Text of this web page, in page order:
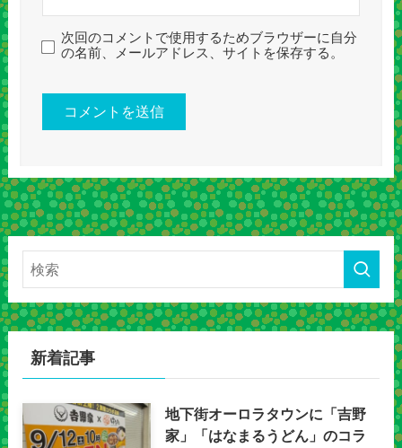
次回のコメントで使用するためブラウザーに自分
の名前、メールアドレス、サイトを保存する。
新着記事
地下街オーロラタウンに「吉野
家」「はなまるうどん」のコラ